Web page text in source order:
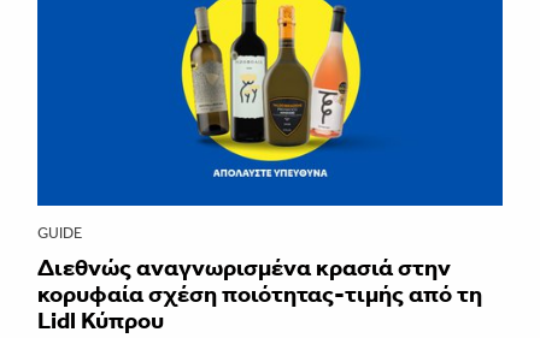
GUIDE
Διεθνώς αναγνωρισμένα κρασιά στην
κορυφαία σχέση ποιότητας-τιμής από τη
Lidl Κύπρου